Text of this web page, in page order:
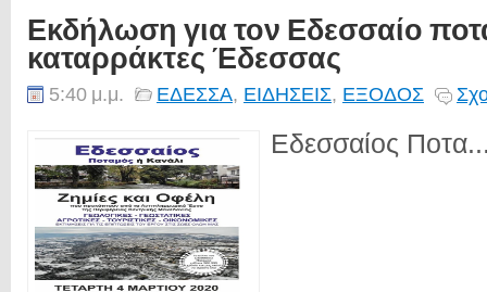
Εκδήλωση για τον Εδεσσαίο
καταρράκτες Έδεσσας
5:40 μ.μ. ΕΔΕΣΣΑ, ΕΙΔΗΣΕΙΣ, ΕΞΟΔΟΣ
Εδεσσαίος